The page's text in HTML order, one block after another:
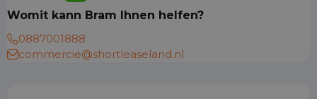
Womit kann Bram Ihnen helfen?
0887001888
commercie@shortleaseland.nl